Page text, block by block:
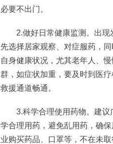
必要不出门。
2.做好日常健康监测。出现
先选择居家观察、对症服药，
自身健康状况，尤其老年人、
群，如症状加重，要及时到医
救援通道畅通。
3.科学合理使用药物。建议
学合理用药，避免乱用药，确
业购买药品、口罩等，不在未